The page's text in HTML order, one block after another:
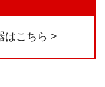
はこちら